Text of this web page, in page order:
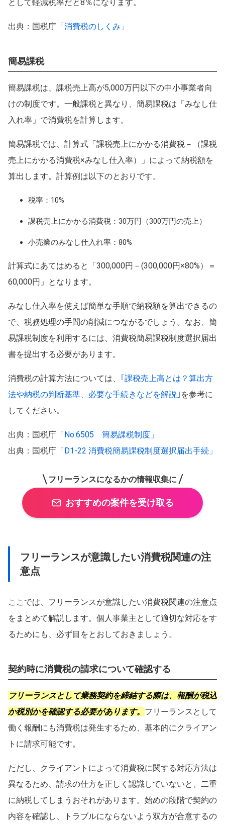
として軽減税率だと8％になります。
出典：国税庁 「消費税のしくみ」
簡易課税
簡易課税は、課税売上高が5,000万円以下の中小事業者向
けの制度です。一般課税と異なり、簡易課税は「みなし仕
入れ率」で消費税を計算します。
簡易課税では、計算式「課税売上にかかる消費税－（課税
売上にかかる消費税×みなし仕入率）」によって納税額を
算出します。計算例は以下のとおりです。
税率：10%
課税売上にかかる消費税：30万円（300万円の売上）
小売業のみなし仕入れ率：80%
計算式にあてはめると「300,000円－(300,000円×80%）＝
60,000円」となります。
みなし仕入率を使えば簡単な手順で納税額を算出できるの
で、税務処理の手間の削減につながるでしょう。なお、簡
易課税制度を利用するには、消費税簡易課税制度選択届出
書を提出する必要があります。
消費税の計算方法については、
｢課税売上高とは？算出方
法や納税の判断基準、必要な手続きなどを解説｣ を参考に
してください。
出典：国税庁 「No.6505 簡易課税制度」
出典：国税庁 「D1-22 消費税簡易課税制度選択届出手続」
フリーランスになるかの情報収集に
おすすめの案件を受け取る
フリーランスが意識したい消費税関連の注
意点
ここでは、フリーランスが意識したい消費税関連の注意点
をまとめて解説します。個人事業主として適切な対応をす
るためにも、必ず目をとおしておきましょう。
契約時に消費税の請求について確認する
フリーランスとして業務契約を締結する際は、報酬が税込
か税別かを確認する必要があります。 フリーランスとして
働く報酬にも消費税は発生するため、基本的にクライアン
トに請求可能です。
ただし、クライアントによって消費税に関する対応方法は
異なるため、請求の仕方を正しく認識していないと、二重
に納税してしまうおそれがあります。始めの段階で契約の
内容を確認し、トラブルにならないよう双方が合意するの